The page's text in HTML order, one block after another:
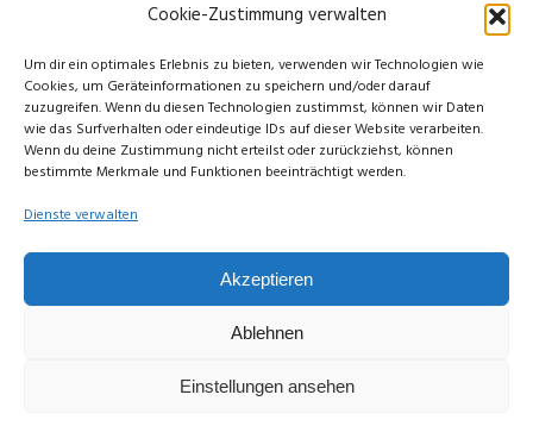
Cookie-Zustimmung verwalten
Um dir ein optimales Erlebnis zu bieten, verwenden wir Technologien wie
Cookies, um Geräteinformationen zu speichern und/oder darauf
zuzugreifen. Wenn du diesen Technologien zustimmst, können wir Daten
wie das Surfverhalten oder eindeutige IDs auf dieser Website verarbeiten.
Wenn du deine Zustimmung nicht erteilst oder zurückziehst, können
bestimmte Merkmale und Funktionen beeinträchtigt werden.
Dienste verwalten
Akzeptieren
Ablehnen
Einstellungen ansehen
© Copyright Limettengrün // Since 2015